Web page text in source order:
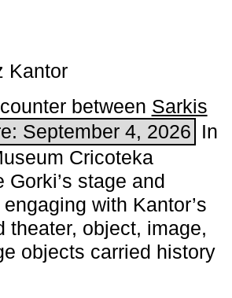
Kantor
between Sarkis
September 4, 2026 In
Cricoteka
stage and
with Kantor’s
theater, object, image,
objects carried history